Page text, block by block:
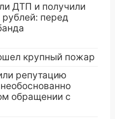
ДТП и получили
перед
крупный пожар
репутацию
обращении с